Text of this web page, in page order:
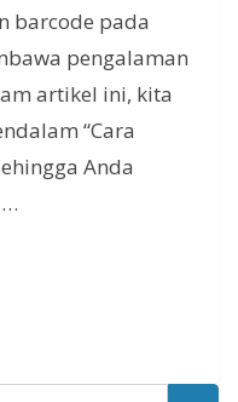
barcode pada
pengalaman
artikel ini, kita
“Cara
Anda